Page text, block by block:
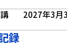
2027年3月
録